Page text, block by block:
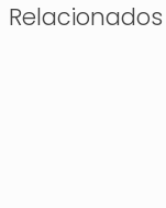
Relacionados